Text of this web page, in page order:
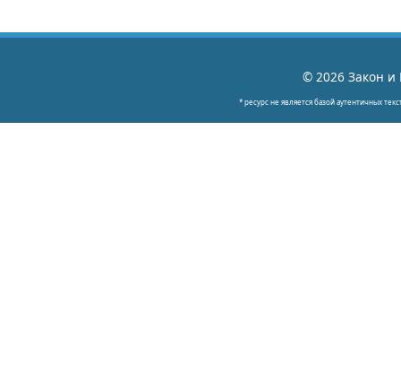
© 2026 Закон и
* ресурс не является базой аутентичных